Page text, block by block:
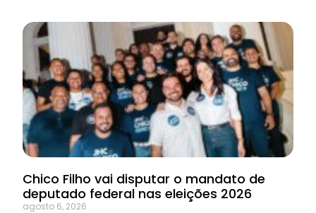
Chico Filho vai disputar o mandato de
deputado federal nas eleições 2026
agosto 6, 2026